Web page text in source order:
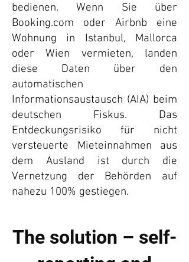
bedienen. Wenn Sie über
Booking.com oder Airbnb eine
Wohnung in Istanbul, Mallorca
oder Wien vermieten, landen
diese Daten über den
automatischen
Informationsaustausch (AIA) beim
deutschen Fiskus. Das
Entdeckungsrisiko für nicht
versteuerte Mieteinnahmen aus
dem Ausland ist durch die
Vernetzung der Behörden auf
nahezu 100% gestiegen.
The solution – self-